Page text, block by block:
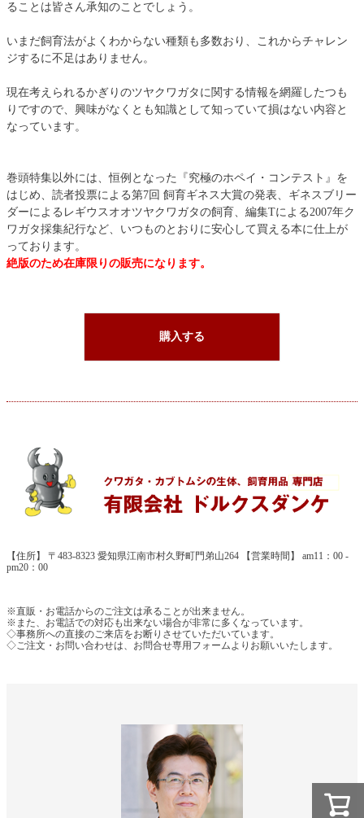
ることは皆さん承知のことでしょう。
いまだ飼育法がよくわからない種類も多数おり、これからチャレン
ジするに不足はありません。
現在考えられるかぎりのツヤクワガタに関する情報を網羅したつも
りですので、興味がなくとも知識として知っていて損はない内容と
なっています。
巻頭特集以外には、恒例となった『究極のホペイ・コンテスト』を
はじめ、読者投票による第7回 飼育ギネス大賞の発表、ギネスブリー
ダーによるレギウスオオツヤクワガタの飼育、編集Tによる2007年ク
ワガタ採集紀行など、いつものとおりに安心して買える本に仕上が
っております。
絶版のため在庫限りの販売になります。
購入する
【住所】 〒483-8323 愛知県江南市村久野町門弟山264 【営業時間】 am11：00 -
pm20：00
※直販・お電話からのご注文は承ることが出来ません。
※また、お電話での対応も出来ない場合が非常に多くなっています。
◇事務所への直接のご来店をお断りさせていただいています。
◇ご注文・お問い合わせは、お問合せ専用フォームよりお願いいたします。